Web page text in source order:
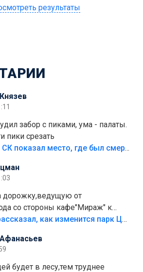
результаты
забор с пиками, ума - палаты.
пики срезать
«Попал на пику»: СК показал место, где был смертельно травмирован ребенок в Тольятти
дорожку,ведущую от
со стороны кафе"Мираж" к
доделать?А то бордюры
еще,видимо,часть
Глава Тольятти рассказал, как изменится парк Центрального района
будет в лесу,тем труднее